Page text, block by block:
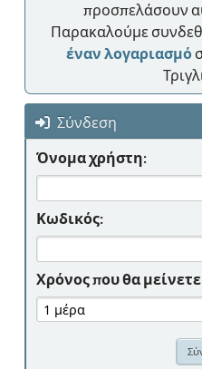
προσπελάσουν
Παρακαλούμε
έναν λογαριασμό
Σύνδεση
Όνομα χρήστη:
Κωδικός:
Χρόνος που θα